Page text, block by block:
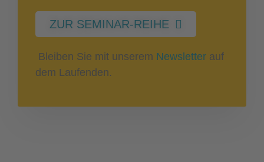
ZUR SEMINAR-REIHE
Bleiben Sie mit unserem Newsletter auf
dem Laufenden.